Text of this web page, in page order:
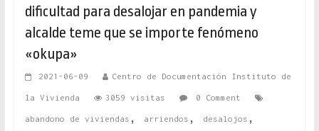
dificultad para desalojar en pandemia y
alcalde teme que se importe fenómeno
«okupa»
2021-06-09 Centro de Documentación Instituto de
la Vivienda 3059 visitas 0 Comment
abandono de viviendas , arriendos , desalojos ,